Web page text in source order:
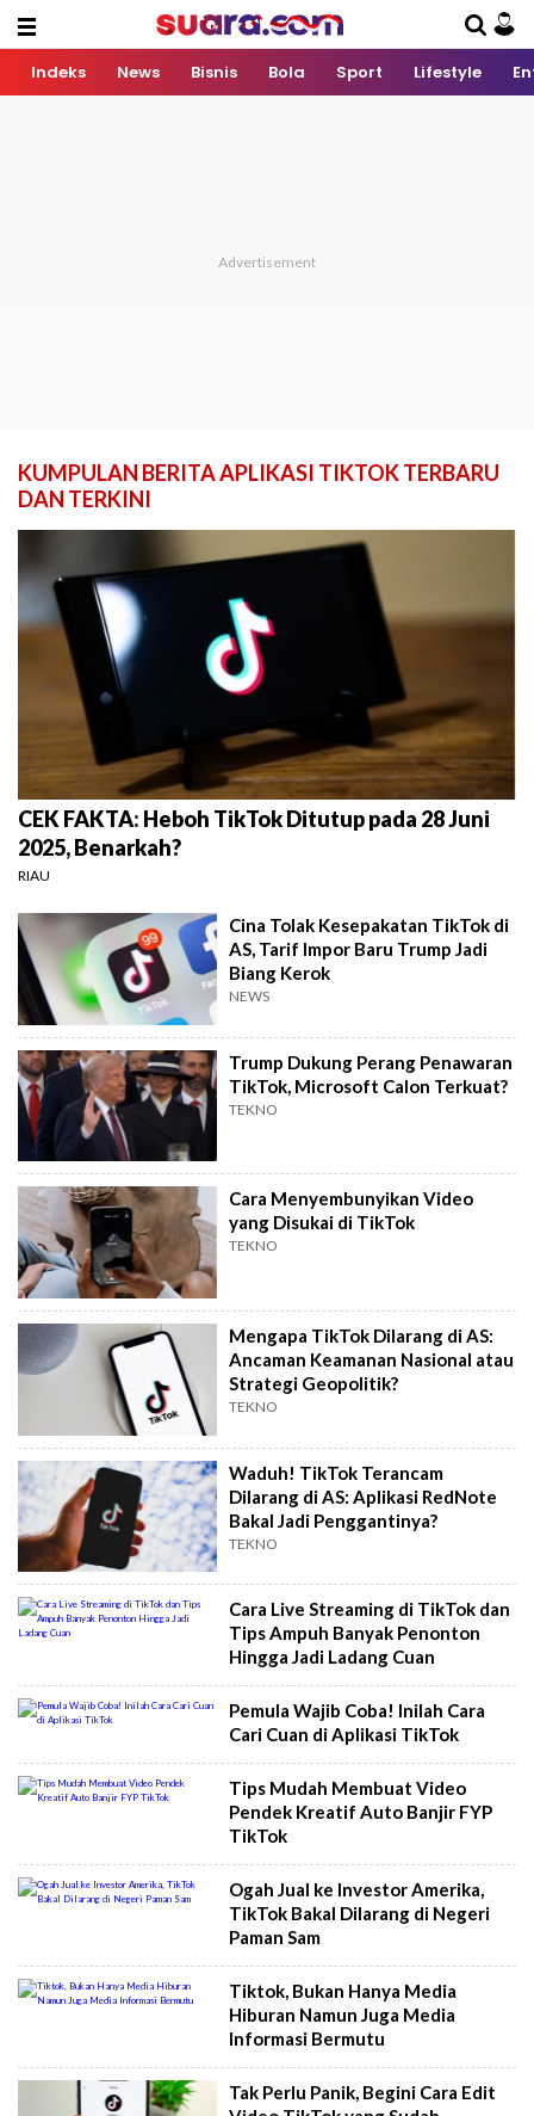
Indeks News Bisnis Bola Sport Lifestyle
KUMPULAN BERITA APLIKASI TIKTOK TERBARU
DAN TERKINI
CEK FAKTA: Heboh TikTok Ditutup pada 28 Juni
2025, Benarkah?
RIAU
Cina Tolak Kesepakatan TikTok di
AS, Tarif Impor Baru Trump Jadi
Biang Kerok
NEWS
Trump Dukung Perang Penawaran
TikTok, Microsoft Calon Terkuat?
TEKNO
Cara Menyembunyikan Video
yang Disukai di TikTok
TEKNO
Mengapa TikTok Dilarang di AS:
Ancaman Keamanan Nasional atau
Strategi Geopolitik?
TEKNO
Waduh! TikTok Terancam
Dilarang di AS: Aplikasi RedNote
Bakal Jadi Penggantinya?
TEKNO
Cara Live Streaming di TikTok dan
Tips Ampuh Banyak Penonton
Hingga Jadi Ladang Cuan
Pemula Wajib Coba! Inilah Cara
Cari Cuan di Aplikasi TikTok
Tips Mudah Membuat Video
Pendek Kreatif Auto Banjir FYP
TikTok
Ogah Jual ke Investor Amerika,
TikTok Bakal Dilarang di Negeri
Paman Sam
Tiktok, Bukan Hanya Media
Hiburan Namun Juga Media
Informasi Bermutu
Tak Perlu Panik, Begini Cara Edit